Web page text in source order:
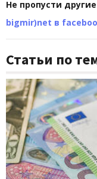
Не пропусти
bigmir)net в
Статьи по